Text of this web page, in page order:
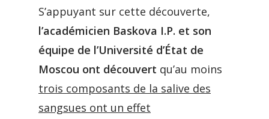
S’appuyant sur cette découverte,
l’académicien Baskova I.P. et son
équipe de l’Université d’État de
Moscou ont découvert qu’au moins
trois composants de la salive des
sangsues ont un effet